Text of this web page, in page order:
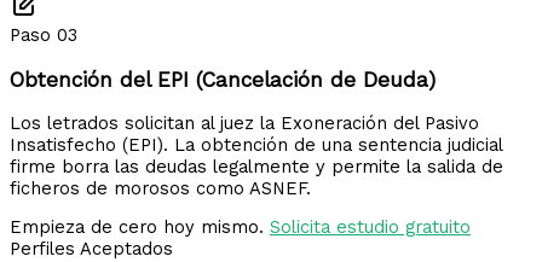
Paso 03
Obtención del EPI (Cancelación de Deuda)
Los letrados solicitan al juez la Exoneración del Pasivo
Insatisfecho (EPI). La obtención de una sentencia judicial
firme borra las deudas legalmente y permite la salida de
ficheros de morosos como ASNEF.
Empieza de cero hoy mismo. Solicita estudio gratuito
Perfiles Aceptados